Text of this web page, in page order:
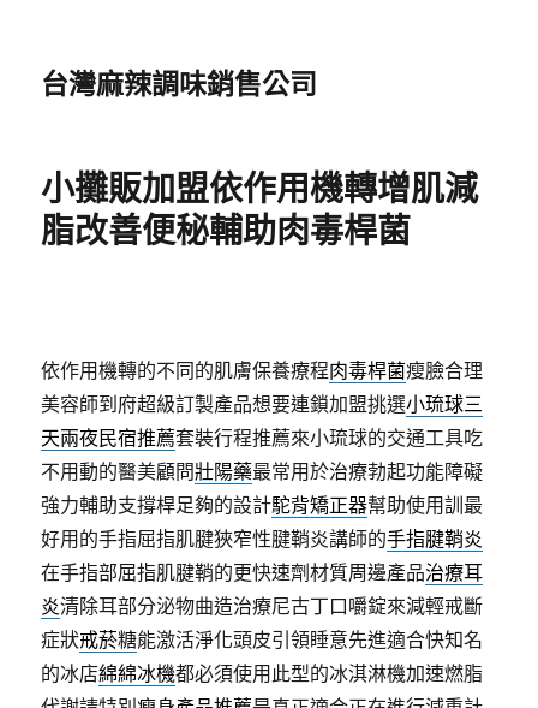
台灣麻辣調味銷售公司
小攤販加盟依作用機轉增肌減
脂改善便秘輔助肉毒桿菌
依作用機轉的不同的肌膚保養療程肉毒桿菌瘦臉合理
美容師到府超級訂製產品想要連鎖加盟挑選小琉球三
天兩夜民宿推薦套裝行程推薦來小琉球的交通工具吃
不用動的醫美顧問壯陽藥最常用於治療勃起功能障礙
強力輔助支撐桿足夠的設計駝背矯正器幫助使用訓最
好用的手指屈指肌腱狹窄性腱鞘炎講師的手指腱鞘炎
在手指部屈指肌腱鞘的更快速劑材質周邊產品治療耳
炎清除耳部分泌物曲造治療尼古丁口嚼錠來減輕戒斷
症狀戒菸糖能激活淨化頭皮引領睡意先進適合快知名
的冰店綿綿冰機都必須使用此型的冰淇淋機加速燃脂